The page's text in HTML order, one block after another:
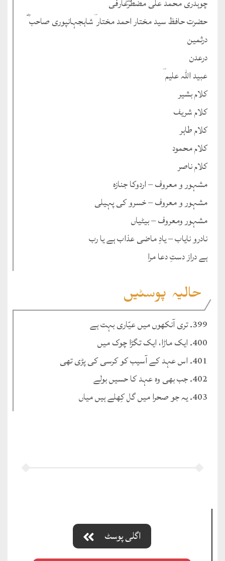
حضرت حافظ سید مختار احمد مختار ؔشاہجہانپوری صاحب ؓ
درثمین
درعدن
عبید اللہ علیم ؔ
کلام بشیر
کلام شریف
کلام طاہر
کلام محمود
کلام ناصر
مشہور و معروف – اردوکا جنازہ
مشہور و معروف – خسرو کی پہیلی
مشہور ومعروف – بیٹیاں
نادرو نایاب – یادِ ماضی عذاب ہے یا رب
ہے دراز دستِ دعا مرا
حالیہ پوسٹیں
399۔ تری آنکھوں میں عیّاری بہت ہے
400۔ ایک ماڑا، ایک تگڑا چوک میں
401۔ اس عہد کے آسیب کو کرسی کی پڑی تھی
402۔ جب بھی وہ عہد کا حسیں بولے
403۔ یہ جو صحرا میں گل کِھلے ہیں میاں
اگلی پوسٹ